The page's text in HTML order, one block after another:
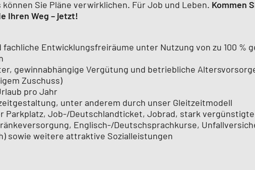
Sie Pläne verwirklichen. Für Job und Leben. Kommen
Ihren Weg – jetzt!
fachliche Entwicklungsfreiräume unter Nutzung von zu 100 %
gewinnabhängige Vergütung und betriebliche
Zuschuss)
pro Jahr
unter anderem durch unser Gleitzeitmodell
Parkplatz, Job-/Deutschlandticket, Jobrad, stark
Englisch-/Deutschsprachkurse,
sowie weitere attraktive Sozialleistungen